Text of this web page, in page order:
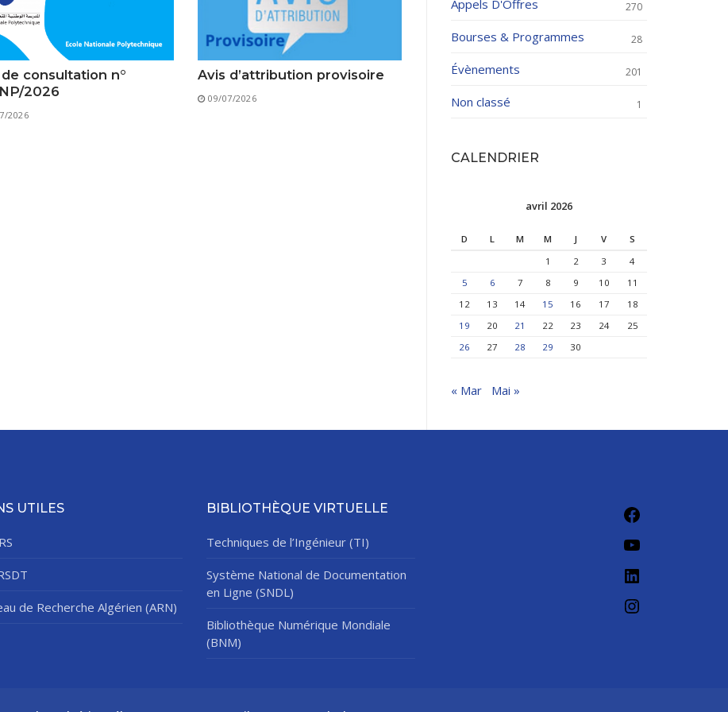
Classes Préparatoires
Programmes Pédagogiques
Formations assurées
Stages
consultation n°
2026
2026
Avis d’attribution provisoire
09/07/2026
Appels D'Offres 270
Bourses & Programmes 28
Évènements 201
Non classé 1
CALENDRIER
avril 2026
D L M M J V
S
1
2 3
4
5
6 7 8 9 10
11
12
13 14 15 16 17
18
19
20 21 22 23 24
25
26
27 28 29 30
« Mar Mai »
UTILES
de Recherche Algérien (ARN)
BIBLIOTHÈQUE VIRTUELLE
Techniques de l’Ingénieur (TI)
Système National de Documentation
en Ligne (SNDL)
Bibliothèque Numérique Mondiale
(BNM)
Facebook
YouTube
LinkedIn
Instagram